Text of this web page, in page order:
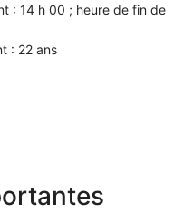
: 14 h 00 ; heure de fin de
: 22 ans